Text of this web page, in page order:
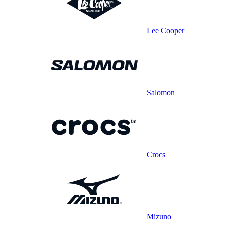
Lee Cooper
Salomon
Crocs
Mizuno